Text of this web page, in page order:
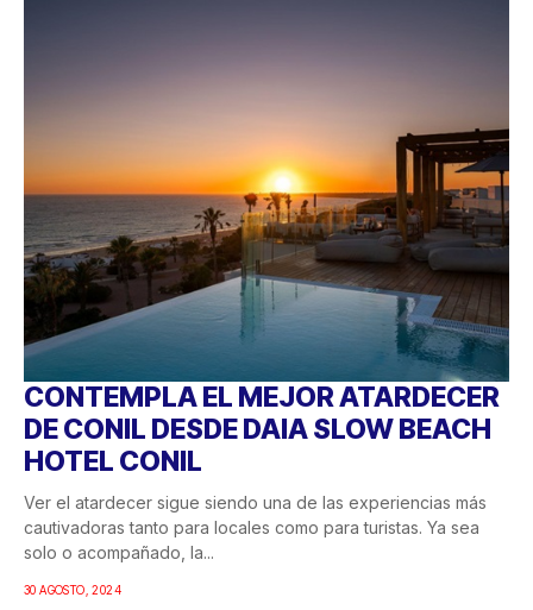
CONTEMPLA EL MEJOR ATARDECER
DE CONIL DESDE DAIA SLOW BEACH
HOTEL CONIL
Ver el atardecer sigue siendo una de las experiencias más
cautivadoras tanto para locales como para turistas. Ya sea
solo o acompañado, la...
30 AGOSTO, 2024